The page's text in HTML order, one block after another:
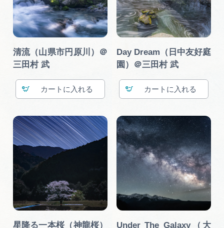
広告掲載
サイトポリシー
清流（山県市円原川）＠
三田村 武
カート
Day Dream（日中友好庭
園）＠三田村 武
カート
星降る一本桜（神龍桜） Under The Galaxy（大